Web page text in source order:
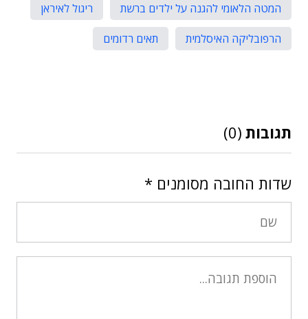
המטה הלאומי להגנה על ילדים ברשת
ריגול לאיראן
הרפובליקה האיסלמית
תאים רדומים
תגובות (0)
שדות החובה מסומנים *